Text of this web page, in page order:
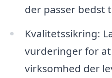
der passer bedst
Kvalitetssikring:
vurderinger for
virksomhed der